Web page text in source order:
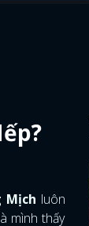
Mịch luôn
mình thấy